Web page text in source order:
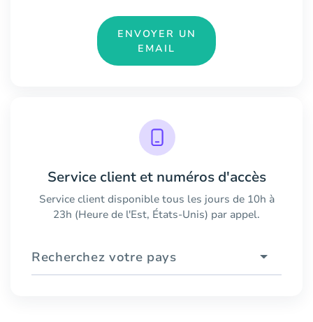
ENVOYER UN
EMAIL
Service client et numéros d'accès
Service client disponible tous les jours de 10h à
23h (Heure de l'Est, États-Unis) par appel.
Recherchez votre pays